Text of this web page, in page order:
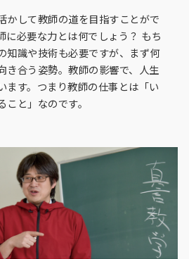
方へ
かして教師の道を目指すことがで
に必要な力とは何でしょう？ もち
知識や技術も必要ですが、まず何
き合う姿勢。教師の影響で、人生
ます。つまり教師の仕事とは「い
と」なのです。